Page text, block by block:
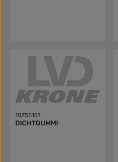
10Z55157
DICHTGUMMI